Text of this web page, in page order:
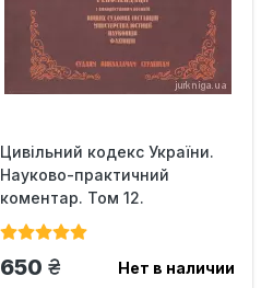
Цивільний кодекс України.
Науково-практичний
коментар. Том 12.
Спадкове...
650 грн. Нет в наличии